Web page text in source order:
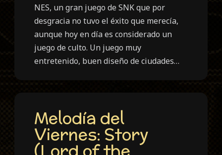
NES, un gran juego de SNK que por
desgracia no tuvo el éxito que merecía,
aunque hoy en día es considerado un
juego de culto. Un juego muy
entretenido, buen diseño de ciudades…
Melodía del
Viernes: Story